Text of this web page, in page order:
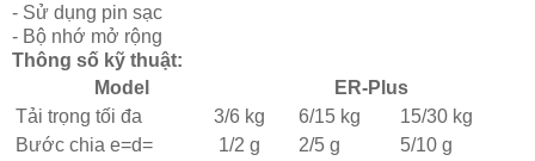
- Sử dụng pin sạc
- Bộ nhớ mở rộng
Thông số kỹ thuật:
Model
ER-Plus
Tải trọng tối đa
3/6 kg 6/15 kg
15/30 kg
Bước chia e=d=
1/2 g 2/5 g
5/10 g